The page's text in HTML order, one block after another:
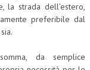
la strada dell’estero,
preferibile dal
da semplice